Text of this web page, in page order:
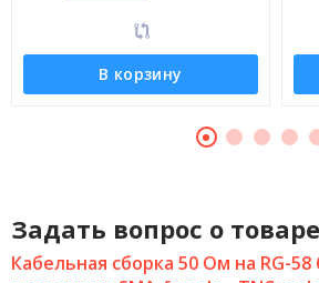
В корзину
Задать вопрос о товаре
Кабельная сборка 50 Ом на RG-58